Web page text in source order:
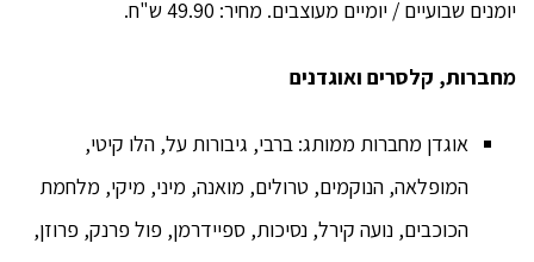
יומנים שבועיים / יומיים מעוצבים. מחיר: 49.90 ש"ח.
מחברות, קלסרים ואוגדנים
אוגדן מחברות ממותג: ברבי, גיבורות על, הלו קיטי,
המופלאה, הנוקמים, טרולים, מואנה, מיני, מיקי, מלחמת
הכוכבים, נועה קירל, נסיכות, ספיידרמן, פול פרנק, פרוזן,